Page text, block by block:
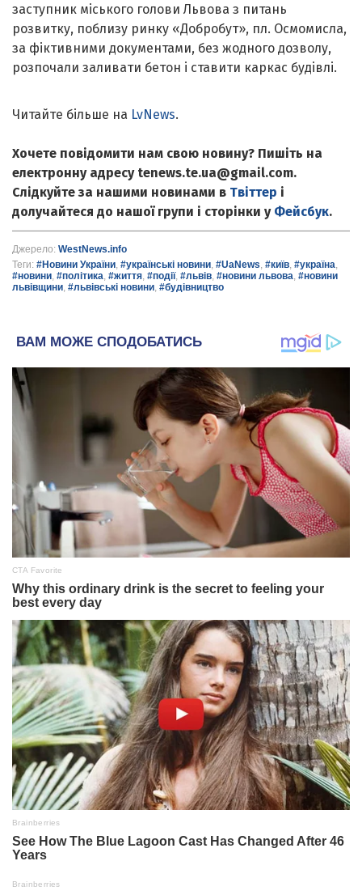
заступник міського голови Львова з питань
розвитку, поблизу ринку «Добробут», пл. Осмомисла,
за фіктивними документами, без жодного дозволу,
розпочали заливати бетон і ставити каркас будівлі.
Читайте більше на LvNews.
Хочете повідомити нам свою новину? Пишіть на
електронну адресу tenews.te.ua@gmail.com.
Слідкуйте за нашими новинами в Твіттер і
долучайтеся до нашої групи і сторінки у Фейсбук.
Джерело: WestNews.info
Теги: #Новини України, #українські новини, #UaNews, #київ, #україна,
#новини, #політика, #життя, #події, #львів, #новини львова, #новини
львівщини, #львівські новини, #будівництво